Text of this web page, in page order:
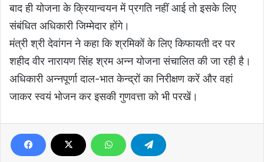
बाद ही योजना के क्रियान्वयन में प्रगति नहीं आई तो इसके लिए
संबंधित अधिकारी जिम्मेदार होंगे।
मंत्री श्री देवांगन ने कहा कि श्रमिकों के लिए किफायती दर पर
शहीद वीर नारायण सिंह श्रम अन्न योजना संचालित की जा रही है।
अधिकारी अन्नपूर्णा दाल-भात केन्द्रों का निरीक्षण करें और वहां
जाकर स्वयं भोजन कर इसकी गुणवत्ता को भी परखें।